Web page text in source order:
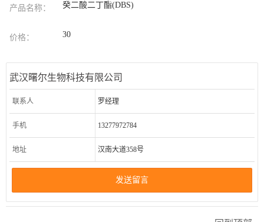
产品名称： 癸二酸二丁酯(DBS)
价格： 30
武汉曙尔生物科技有限公司
联系人 罗经理
手机 13277972784
地址 汉南大道358号
发送留言